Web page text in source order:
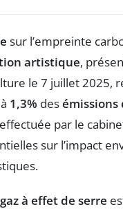
sur l’empreinte
artistique,
le 7 juillet 2025,
1,3% desémissions
effectuée par le
sur l’impact
à effet de serre